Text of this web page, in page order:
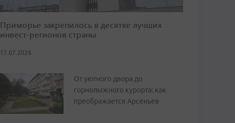
Приморье закрепилось в десятке лучших
инвест-регионов страны
17.07.2026
От уютного двора до
горнолыжного курорта: как
преображается Арсеньев